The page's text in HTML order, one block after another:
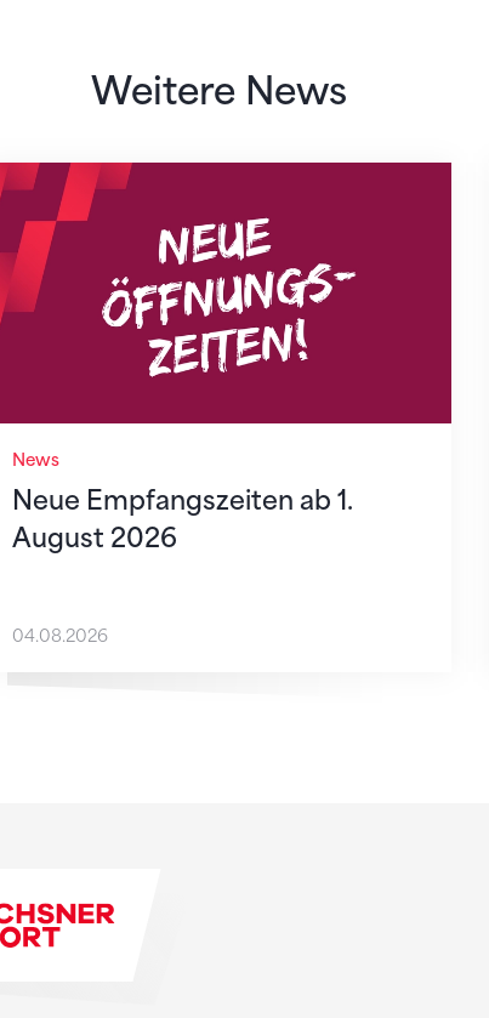
Weitere News
News
Neue Empfangszeiten ab 1.
August 2026
Neue Empfangszeiten ab 1. August 2026
04.08.2026